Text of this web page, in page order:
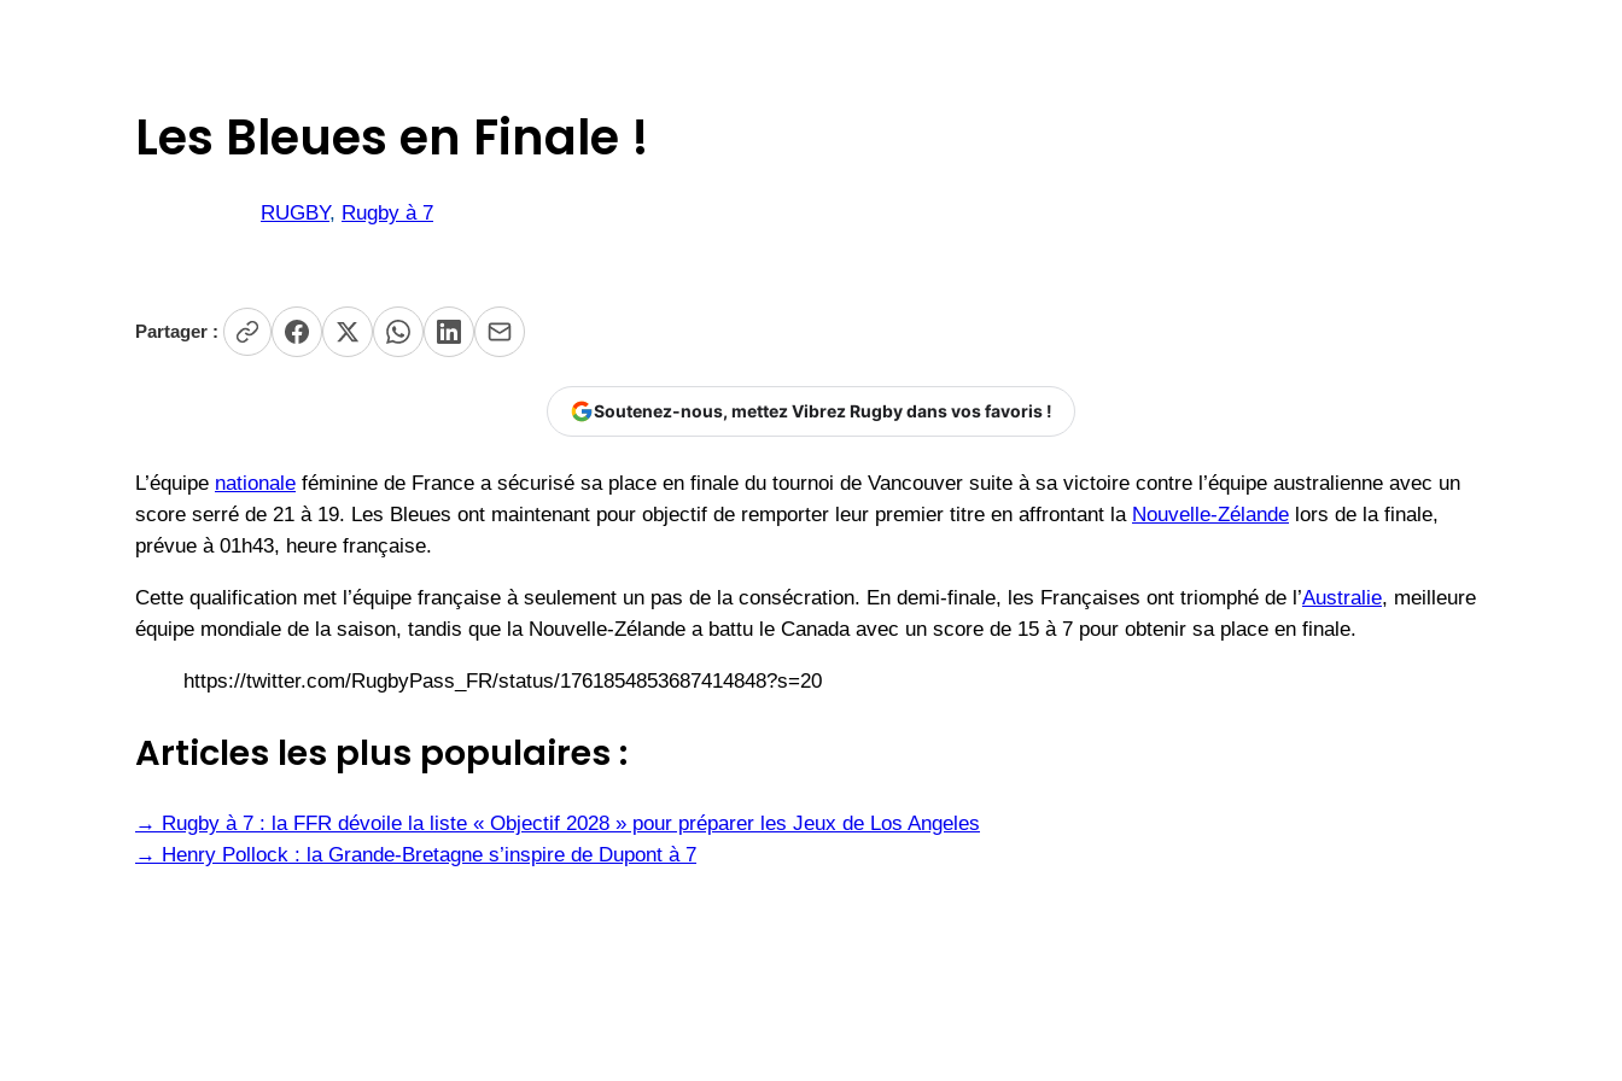
Les Bleues en Finale !
RUGBY, Rugby à 7
Partager :
Soutenez-nous, mettez Vibrez Rugby dans vos favoris !
L’équipe nationale féminine de France a sécurisé sa place en finale du tournoi de Vancouver suite à sa victoire contre l’équipe australienne avec un
score serré de 21 à 19. Les Bleues ont maintenant pour objectif de remporter leur premier titre en affrontant la Nouvelle-Zélande lors de la finale,
prévue à 01h43, heure française.
Cette qualification met l’équipe française à seulement un pas de la consécration. En demi-finale, les Françaises ont triomphé de l’Australie, meilleure
équipe mondiale de la saison, tandis que la Nouvelle-Zélande a battu le Canada avec un score de 15 à 7 pour obtenir sa place en finale.
https://twitter.com/RugbyPass_FR/status/1761854853687414848?s=20
Articles les plus populaires :
→ Rugby à 7 : la FFR dévoile la liste « Objectif 2028 » pour préparer les Jeux de Los Angeles
→ Henry Pollock : la Grande-Bretagne s’inspire de Dupont à 7